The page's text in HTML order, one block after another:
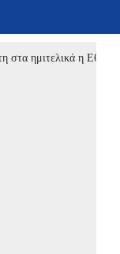
η Εθνική